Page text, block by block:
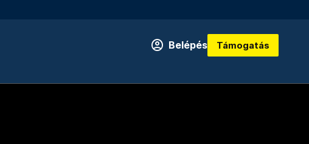
Belépés Támogatás